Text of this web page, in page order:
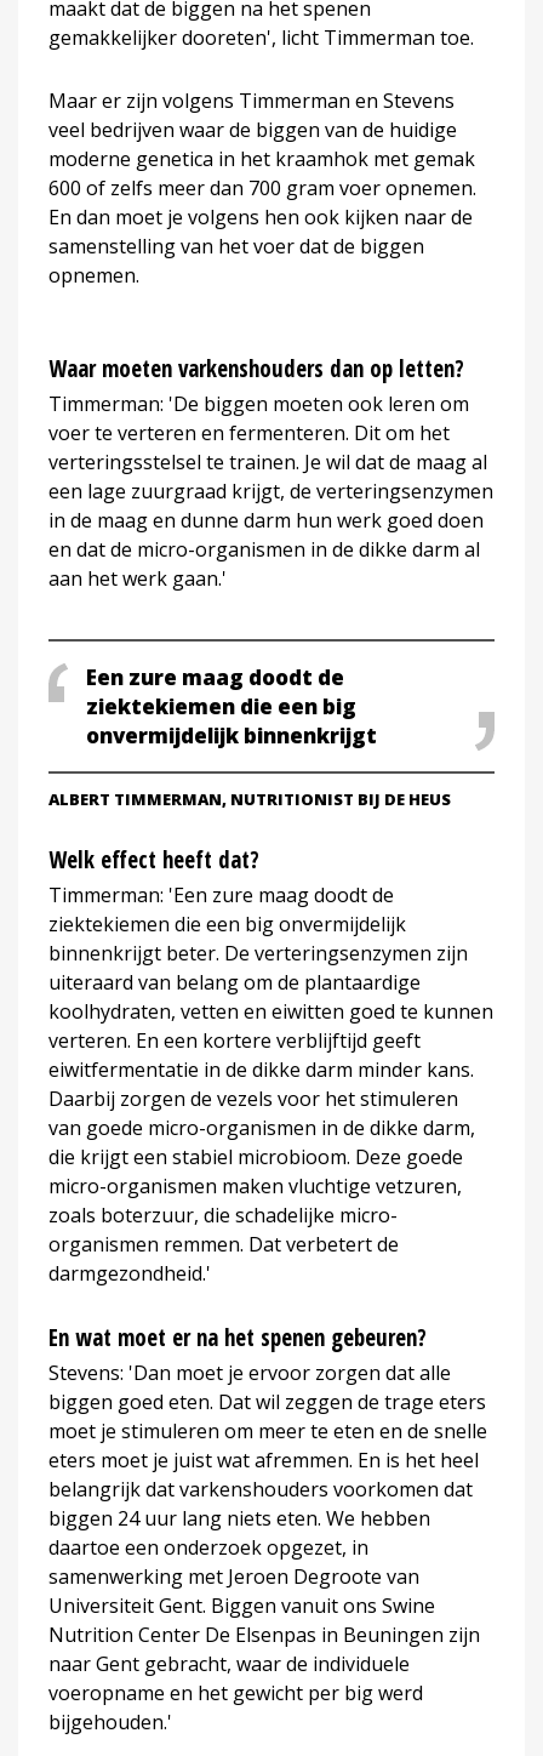
maakt dat de biggen na het spenen
gemakkelijker dooreten', licht Timmerman toe.
Maar er zijn volgens Timmerman en Stevens
veel bedrijven waar de biggen van de huidige
moderne genetica in het kraamhok met gemak
600 of zelfs meer dan 700 gram voer opnemen.
En dan moet je volgens hen ook kijken naar de
samenstelling van het voer dat de biggen
opnemen.
Waar moeten varkenshouders dan op letten?
Timmerman: 'De biggen moeten ook leren om
voer te verteren en fermenteren. Dit om het
verteringsstelsel te trainen. Je wil dat de maag al
een lage zuurgraad krijgt, de verteringsenzymen
in de maag en dunne darm hun werk goed doen
en dat de micro-organismen in de dikke darm al
aan het werk gaan.'
Een zure maag doodt de
ziektekiemen die een big
onvermijdelijk binnenkrijgt
ALBERT TIMMERMAN, NUTRITIONIST BIJ DE HEUS
Welk effect heeft dat?
Timmerman: 'Een zure maag doodt de
ziektekiemen die een big onvermijdelijk
binnenkrijgt beter. De verteringsenzymen zijn
uiteraard van belang om de plantaardige
koolhydraten, vetten en eiwitten goed te kunnen
verteren. En een kortere verblijftijd geeft
eiwitfermentatie in de dikke darm minder kans.
Daarbij zorgen de vezels voor het stimuleren
van goede micro-organismen in de dikke darm,
die krijgt een stabiel microbioom. Deze goede
micro-organismen maken vluchtige vetzuren,
zoals boterzuur, die schadelijke micro-
organismen remmen. Dat verbetert de
darmgezondheid.'
En wat moet er na het spenen gebeuren?
Stevens: 'Dan moet je ervoor zorgen dat alle
biggen goed eten. Dat wil zeggen de trage eters
moet je stimuleren om meer te eten en de snelle
eters moet je juist wat afremmen. En is het heel
belangrijk dat varkenshouders voorkomen dat
biggen 24 uur lang niets eten. We hebben
daartoe een onderzoek opgezet, in
samenwerking met Jeroen Degroote van
Universiteit Gent. Biggen vanuit ons Swine
Nutrition Center De Elsenpas in Beuningen zijn
naar Gent gebracht, waar de individuele
voeropname en het gewicht per big werd
bijgehouden.'